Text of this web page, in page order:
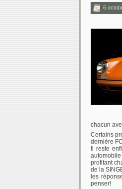
6
chacun
Certains
dernière
Il reste
profitant
de la
les
penser!